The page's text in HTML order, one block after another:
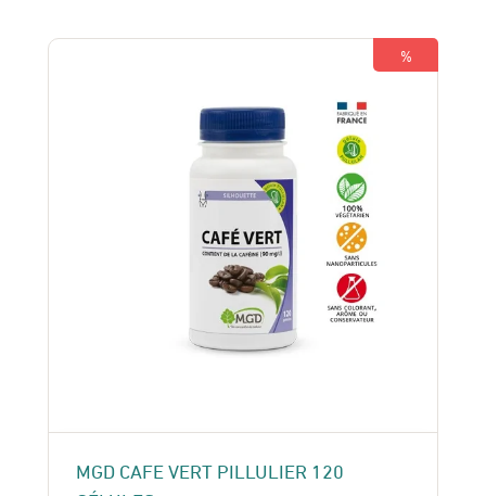
%
MGD CAFE VERT PILLULIER 120